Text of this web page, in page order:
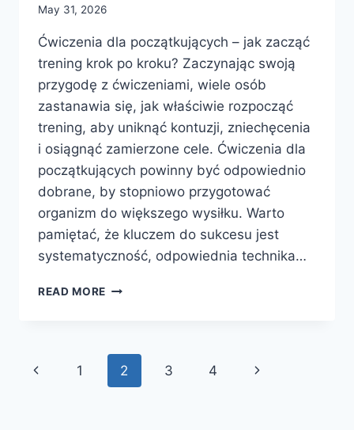
May 31, 2026
Ćwiczenia dla początkujących – jak zacząć
trening krok po kroku? Zaczynając swoją
przygodę z ćwiczeniami, wiele osób
zastanawia się, jak właściwie rozpocząć
trening, aby uniknąć kontuzji, zniechęcenia
i osiągnąć zamierzone cele. Ćwiczenia dla
początkujących powinny być odpowiednio
dobrane, by stopniowo przygotować
organizm do większego wysiłku. Warto
pamiętać, że kluczem do sukcesu jest
systematyczność, odpowiednia technika…
READ MORE ĆWICZENIA
JAK
ZACZĄĆ
TRENING
Page
Previous
1 2 3 4
Next